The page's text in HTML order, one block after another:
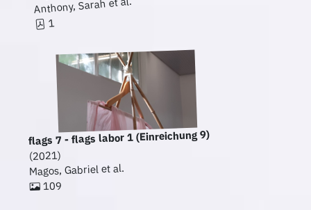
Anthony, Sarah et al.
1
flags 7 - flags labor 1 (Einreichung 9)
(2021)
Magos, Gabriel et al.
109